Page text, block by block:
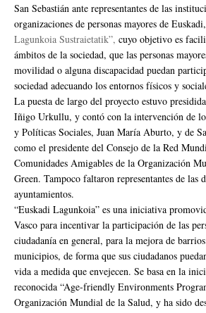
San Sebastián ante representantes de las
organizaciones de personas mayores de
Lagunkoia Sustraietatik”, cuyo objetivo es
ámbitos de la sociedad, que las personas
movilidad o alguna discapacidad puedan
sociedad adecuando los entornos físicos y
La puesta de largo del proyecto estuvo
Iñigo Urkullu, y contó con la intervención de
y Políticas Sociales, Juan María Aburto, y de
como el presidente del Consejo de la Red
Comunidades Amigables de la Organización
Green. Tampoco faltaron representantes de las
ayuntamientos.
“Euskadi Lagunkoia” es una iniciativa
Vasco para incentivar la participación de las
ciudadanía en general, para la mejora de
municipios, de forma que sus ciudadanos
vida a medida que envejecen. Se basa en la
reconocida “Age-friendly Environments
Organización Mundial de la Salud, y ha sido